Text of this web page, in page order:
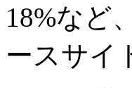
18%など
ースサイ